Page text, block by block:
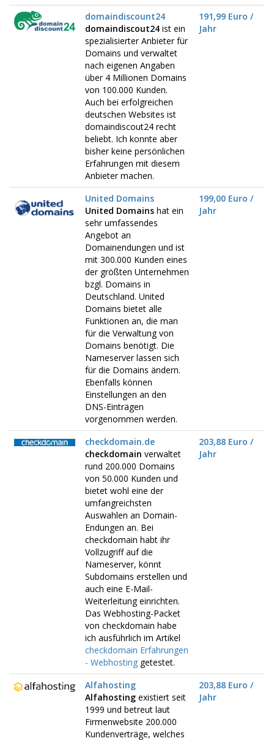
domaindiscount24
domaindiscout24 ist ein
spezialisierter Anbieter für
Domains und verwaltet
nach eigenen Angaben
über 4 Millionen Domains
von 100.000 Kunden.
Auch bei erfolgreichen
deutschen Websites ist
domaindiscout24 recht
beliebt. Ich konnte aber
bisher keine persönlichen
Erfahrungen mit diesem
Anbieter machen.
191,99 Euro /
Jahr
United Domains
United Domains hat ein
sehr umfassendes
Angebot an
Domainendungen und ist
mit 300.000 Kunden eines
der größten Unternehmen
bzgl. Domains in
Deutschland. United
Domains bietet alle
Funktionen an, die man
für die Verwaltung von
Domains benötigt. Die
Nameserver lassen sich
für die Domains ändern.
Ebenfalls können
Einstellungen an den
DNS-Einträgen
vorgenommen werden.
199,00 Euro /
Jahr
checkdomain.de
checkdomain verwaltet
rund 200.000 Domains
von 50.000 Kunden und
bietet wohl eine der
umfangreichsten
Auswahlen an Domain-
Endungen an. Bei
checkdomain habt ihr
Vollzugriff auf die
Nameserver, könnt
Subdomains erstellen und
auch eine E-Mail-
Weiterleitung einrichten.
Das Webhosting-Packet
von checkdomain habe
ich ausführlich im Artikel
checkdomain Erfahrungen
- Webhosting getestet.
203,88 Euro /
Jahr
Alfahosting
Alfahosting existiert seit
1999 und betreut laut
Firmenwebsite 200.000
Kundenverträge, welches
203,88 Euro /
Jahr